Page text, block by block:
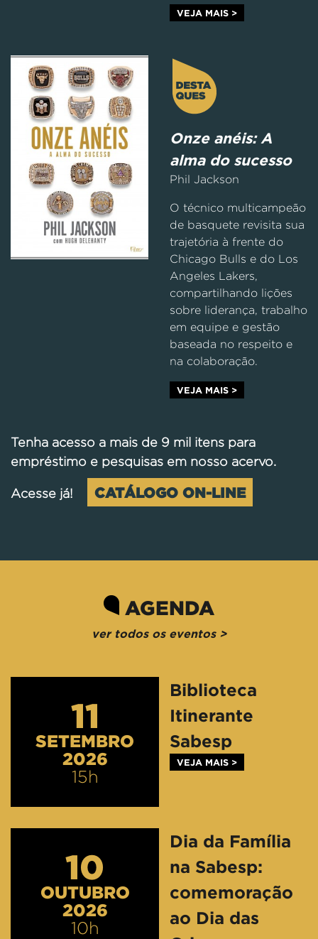
VEJA MAIS >
Onze anéis: A
alma do sucesso
Phil Jackson
O técnico multicampeão
de basquete revisita sua
trajetória à frente do
Chicago Bulls e do Los
Angeles Lakers,
compartilhando lições
sobre liderança, trabalho
em equipe e gestão
baseada no respeito e
na colaboração.
VEJA MAIS >
Tenha acesso a mais de 9 mil itens para
empréstimo e pesquisas em nosso acervo.
Acesse já! CATÁLOGO ON-LINE
AGENDA
ver todos os eventos >
11
SETEMBRO
2026
15h
Biblioteca
Itinerante
Sabesp
VEJA MAIS >
10
OUTUBRO
2026
10h
Dia da Família
na Sabesp:
comemoração
ao Dia das